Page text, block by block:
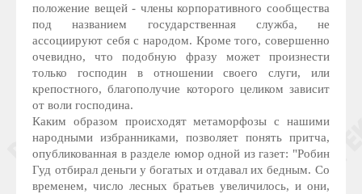
положение вещей - члены корпоративного сообщества
под названием государственная служба, не
ассоциируют себя с народом. Кроме того, совершенно
очевидно, что подобную фразу может произнести
только господин в отношении своего слуги, или
крепостного, благополучие которого целиком зависит
от воли господина.
Каким образом происходят метаморфозы с нашими
народными избранниками, позволяет понять притча,
опубликованная в разделе юмор одной из газет: "Робин
Гуд отбирал деньги у богатых и отдавал их бедным. Со
временем, число лесных братьев увеличилось, и они,